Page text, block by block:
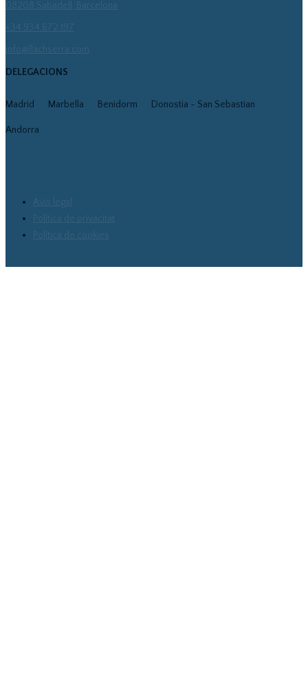
info@llachserra.com
DELEGACIONS
Madrid Marbella Benidorm Donostia - San Sebastian
Andorra